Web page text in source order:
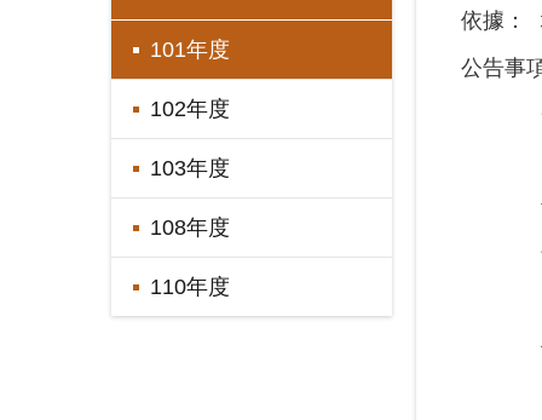
101年度
102年度
103年度
108年度
110年度
依據：
公告事